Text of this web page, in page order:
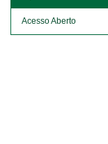
Acesso Aberto